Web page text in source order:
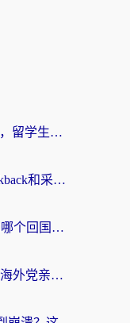
海外VPN中国：告别地域限制，留学生与华人如何轻松刷国内剧、玩国服？
海外党刷国内资源总卡？Quickback和采集蜂好用吗？这篇指南帮你避坑
ChickCN VPN和旋风VPN对比哪个回国效果更好？海外党亲测实用指南
ChickCN和Quickback哪个好？海外党亲测回国加速器，轻松解锁国内资源（附避坑指南）